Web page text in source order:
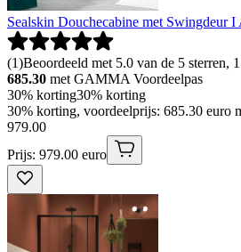
Sealskin Douchecabine met Swingdeur
(1)Beoordeeld met 5.0 van de 5 sterren,
685.30 met GAMMA Voordeelpas
30% korting30% korting
30% korting, voordeelprijs: 685.30 euro
979.00
Prijs: 979.00 euro